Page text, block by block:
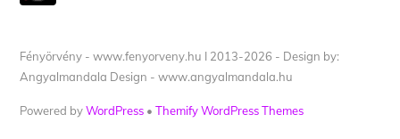
Fényörvény - www.fenyorveny.hu I 2013-2026 - Design by:
Angyalmandala Design - www.angyalmandala.hu
Powered byWordPress •Themify WordPress Themes